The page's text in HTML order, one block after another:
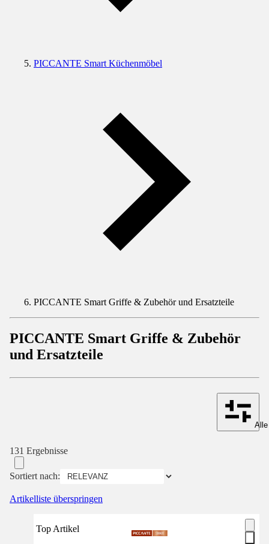
PICCANTE Smart Küchenmöbel
PICCANTE Smart Griffe & Zubehör und Ersatzteile
PICCANTE Smart Griffe & Zubehör
und Ersatzteile
131 Ergebnisse
Sortiert nach:
Artikelliste überspringen
Top Artikel